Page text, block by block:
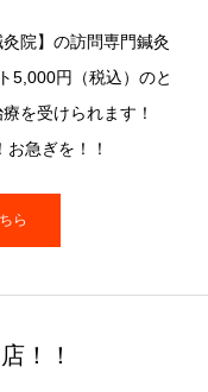
院】の訪問専門鍼灸
5,000円（税込）のと
を受けられます！
急ぎを！！
ら
！！